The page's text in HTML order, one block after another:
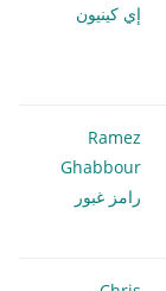
إي كينيون
Ramez
Ghabbour
رامز غبور